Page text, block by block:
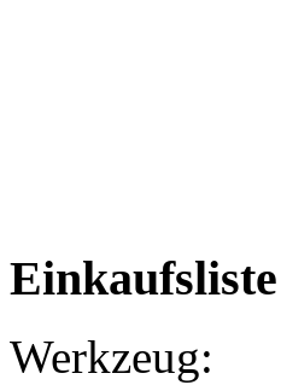
Einkaufsliste
Werkzeug: